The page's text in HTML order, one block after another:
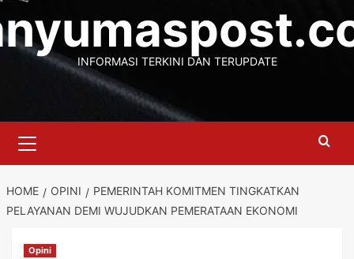
INFORMASI TERKINI DAN TERUPDATE
Menu
HOME OPINI
PEMERINTAH KOMITMEN TINGKATKAN
PELAYANAN DEMI WUJUDKAN PEMERATAAN EKONOMI
Opini